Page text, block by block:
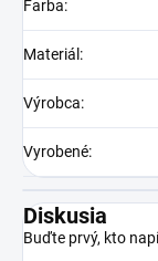
Farba:
Materiál :
Výrobca:
Vyrobené:
Diskusia
Buďte prvý, kto